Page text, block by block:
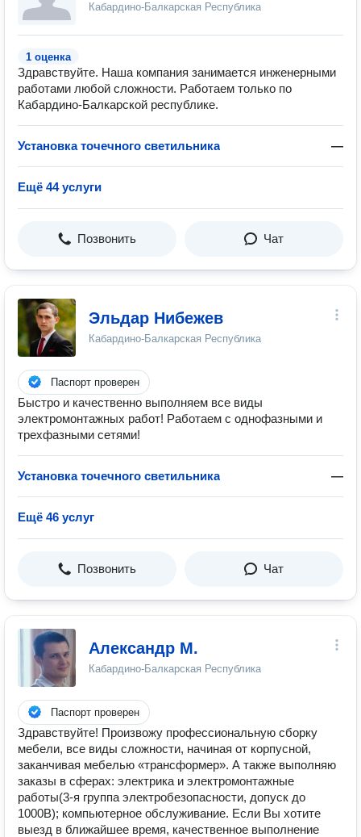
Кабардино-Балкарская Республика
1 оценка
Здравствуйте. Наша компания занимается инженерными
работами любой сложности. Работаем только по
Кабардино-Балкарской республике.
Установка точечного светильника —
Ещё 44 услуги
Позвонить Чат
Эльдар Нибежев
Кабардино-Балкарская Республика
Паспорт проверен
Быстро и качественно выполняем все виды
электромонтажных работ! Работаем с однофазными и
трехфазными сетями!
Установка точечного светильника —
Ещё 46 услуг
Позвонить Чат
Александр М.
Кабардино-Балкарская Республика
Паспорт проверен
Здравствуйте! Произвожу профессиональную сборку
мебели, все виды сложности, начиная от корпусной,
заканчивая мебелью «трансформер». А также выполняю
заказы в сферах: электрика и электромонтажные
работы(3-я группа электробезопасности, допуск до
1000В); компьютерное обслуживание. Если Вы хотите
выезд в ближайшее время, качественное выполнение